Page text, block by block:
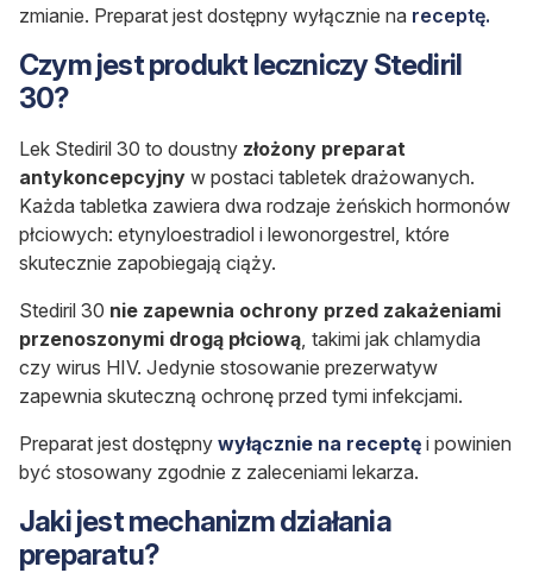
zmianie. Preparat jest dostępny wyłącznie na receptę.
Czym jest produkt leczniczy Stediril
30?
Lek Stediril 30 to doustny złożony preparat
antykoncepcyjny w postaci tabletek drażowanych.
Każda tabletka zawiera dwa rodzaje żeńskich hormonów
płciowych: etynyloestradiol i lewonorgestrel, które
skutecznie zapobiegają ciąży.
Stediril 30 nie zapewnia ochrony przed zakażeniami
przenoszonymi drogą płciową , takimi jak chlamydia
czy wirus HIV. Jedynie stosowanie prezerwatyw
zapewnia skuteczną ochronę przed tymi infekcjami.
Preparat jest dostępny wyłącznie na receptę i powinien
być stosowany zgodnie z zaleceniami lekarza.
Jaki jest mechanizm działania
preparatu?